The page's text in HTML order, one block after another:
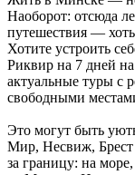
Наоборот: отсюда
путешествия —
Хотите устроить
Риквир на 7 дней
актуальные туры с
свободными
Это могут быть
Мир, Несвиж,
за границу: на